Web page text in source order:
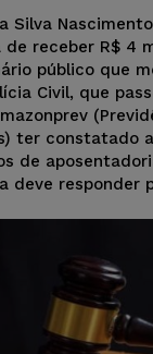
Silva
de receber R$ 4
público que
Civil, que
ter constatado
de
deve responder